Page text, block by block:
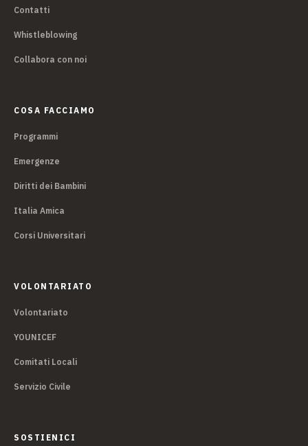
Contatti
Whistleblowing
Collabora con noi
COSA FACCIAMO
Programmi
Emergenze
Diritti dei Bambini
Italia Amica
Corsi Universitari
VOLONTARIATO
Volontariato
YOUNICEF
Comitati Locali
Servizio Civile
SOSTIENICI